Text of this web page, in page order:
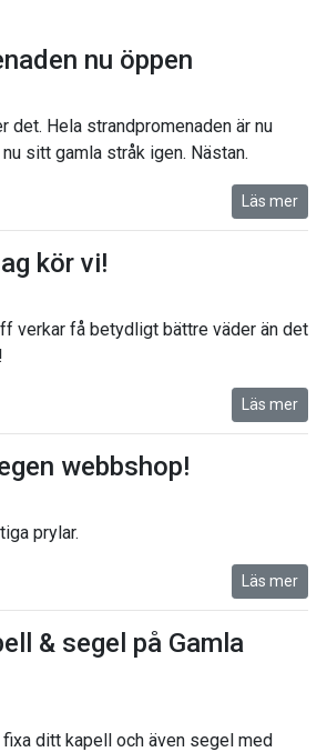
nu öppen
det. Hela strandpromenaden är nu
sitt gamla stråk igen. Nästan.
Läs mer
kör vi!
verkar få betydligt bättre väder än det
Läs mer
webbshop!
prylar.
Läs mer
& segel på Gamla
fixa ditt kapell och även segel med